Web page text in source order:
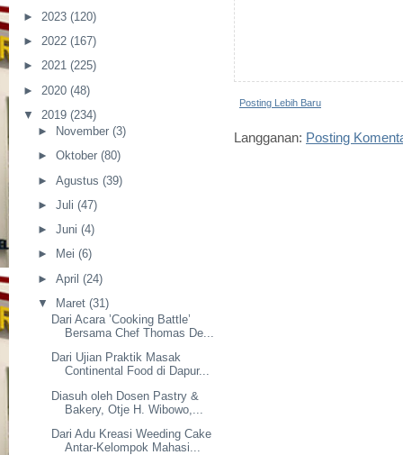
► 2023 (120)
► 2022 (167)
► 2021 (225)
► 2020 (48)
▼ 2019 (234)
►
November (3)
► Oktober (80)
► Agustus (39)
► Juli (47)
► Juni (4)
►
Mei (6)
► April (24)
▼
Maret (31)
Dari Acara ’Cooking Battle’
Bersama Chef Thomas De...
Dari Ujian Praktik Masak
Continental Food di Dapur...
Diasuh oleh Dosen Pastry &
Bakery, Otje H. Wibowo,...
Dari Adu Kreasi Weeding Cake
Antar-Kelompok Mahasi...
Posting Lebih Baru
Langganan: Posting